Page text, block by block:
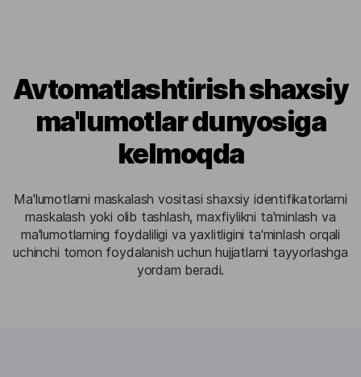
Avtomatlashtirish shaxsiy
ma'lumotlar dunyosiga
kelmoqda
Ma'lumotlarni maskalash vositasi shaxsiy identifikatorlarni
maskalash yoki olib tashlash, maxfiylikni ta'minlash va
ma'lumotlarning foydaliligi va yaxlitligini ta'minlash orqali
uchinchi tomon foydalanish uchun hujjatlarni tayyorlashga
yordam beradi.